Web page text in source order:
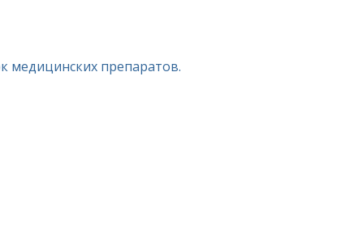
медицинских препаратов.